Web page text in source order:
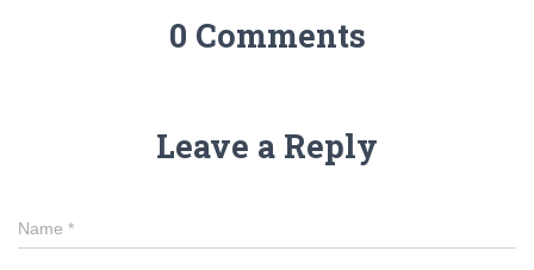
0 Comments
Leave a Reply
Name *